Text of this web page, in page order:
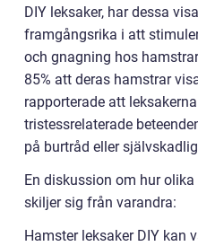
DIY leksaker, har dessa
framgångsrika i att
och gnagning hos
85% att deras hamstrar
rapporterade att
tristessrelaterade
på burtråd eller
En diskussion om hur olika
skiljer sig från varandra:
Hamster leksaker DIY kan